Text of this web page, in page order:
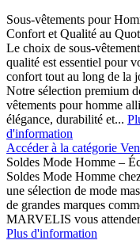
Sous-vêtements pour
Confort et Qualité au
Le choix de sous-
qualité est essentiel pour
confort tout au long de la
Notre sélection premium
vêtements pour homme
élégance, durabilité et...
d'information
Accéder à la catégorie
Soldes Mode Homme –
Soldes Mode Homme
une sélection de mode
de grandes marques
MARVELIS vous
Plus d'information